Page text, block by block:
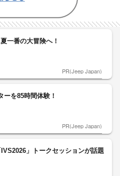
一番の大冒険へ！
PR(Jeep Japan)
ーを85時間体験！
PR(Jeep Japan)
」トークセッションが話題